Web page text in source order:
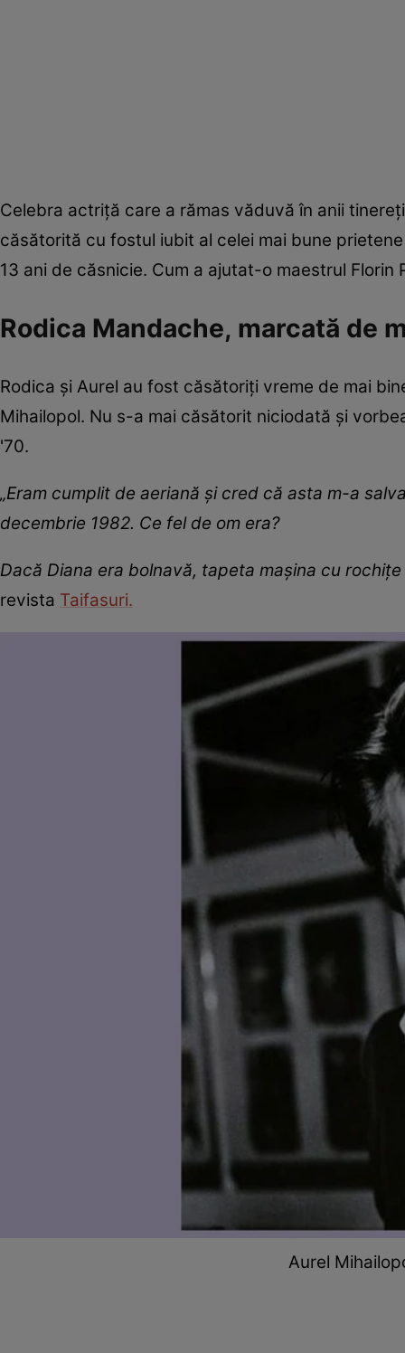
Celebra actriță care a rămas văduvă în anii
căsătorită cu fostul iubit al celei mai bune
13 ani de căsnicie. Cum a ajutat-o maestrul
Rodica Mandache, marcată de
Rodica și Aurel au fost căsătoriți vreme de mai
Mihailopol. Nu s-a mai căsătorit niciodată și
'70.
„Eram cumplit de aeriană şi cred că asta m-a
decembrie 1982. Ce fel de om era?
Dacă Diana era bolnavă, tapeta maşina cu
revista Taifasuri.
Aurel